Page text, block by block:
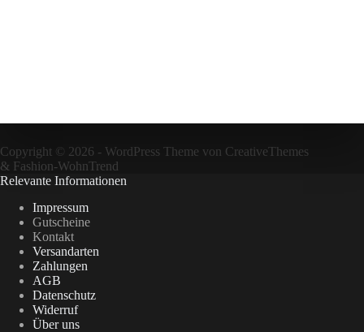
Copyright © 2026 - WordPress Theme von CreativeThemes
& Fashion-WohnTrend
Relevante Informationen
Impressum
Gutscheine
Kontakt
Versandarten
Zahlungen
AGB
Datenschutz
Widerruf
Über uns